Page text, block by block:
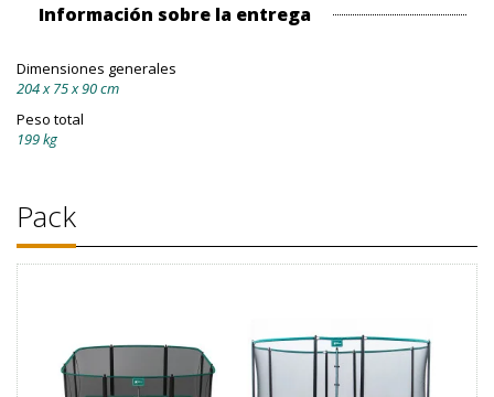
Información sobre la entrega
Dimensiones generales
204 x 75 x 90 cm
Peso total
199 kg
Pack